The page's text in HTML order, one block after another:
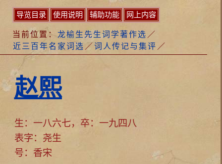
导览目录 使用说明 辅助功能 网上内容
当前位置： 龙榆生先生词学著作选 ／
近三百年名家词选 ／ 词人传记与集评 ／
赵熙
生：一八六七，卒：一九四八
表字：尧生
号：香宋